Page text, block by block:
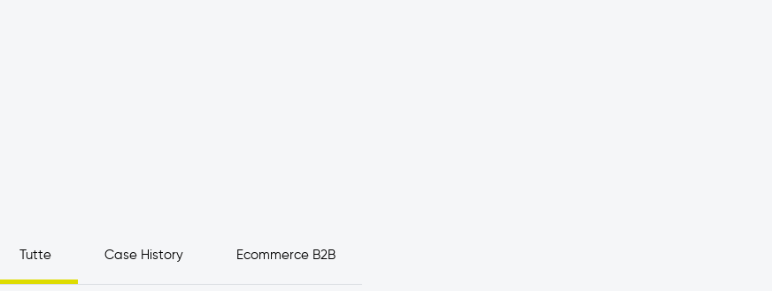
Tutte Case History Ecommerce B2B